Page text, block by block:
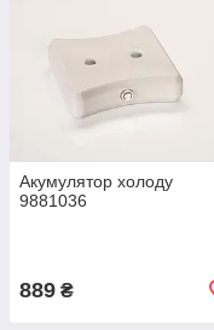
Акумулятор холоду
9881036
889 ₴